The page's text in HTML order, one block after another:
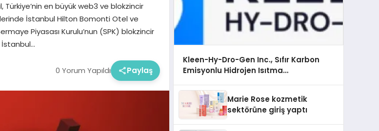
en büyük web3 ve blokzincir
İstanbul Hilton Bomonti Otel ve
Piyasası Kurulu’nun (SPK) blokzincir
İstanbul…
0 Yorum Yapıldı Paylaş
Kleen-Hy-Dro-Gen Inc., Sıfır Karbon
Emisyonlu Hidrojen Isıtma
Onaylarını Aldı
Marie Rose kozmetik
sektörüne giriş yaptı